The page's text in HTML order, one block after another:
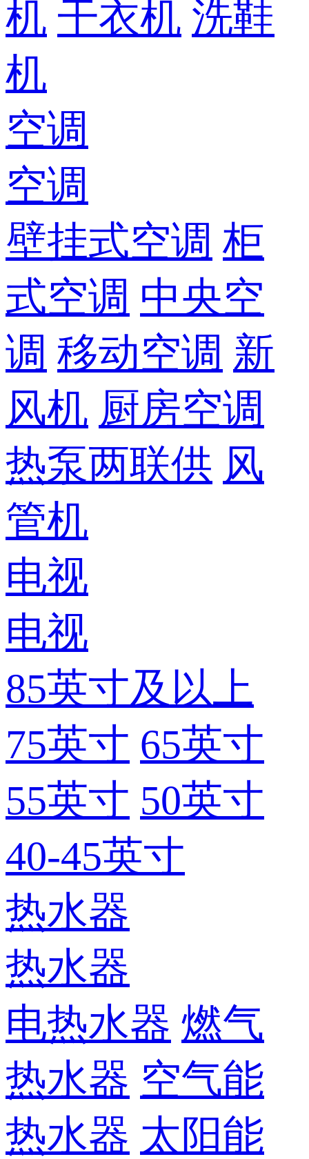
机 干衣机 洗鞋
机
空调
空调
壁挂式空调 柜
式空调 中央空
调 移动空调 新
风机 厨房空调
热泵两联供 风
管机
电视
电视
85英寸及以上
75英寸 65英寸
55英寸 50英寸
40-45英寸
热水器
热水器
电热水器 燃气
热水器 空气能
热水器 太阳能